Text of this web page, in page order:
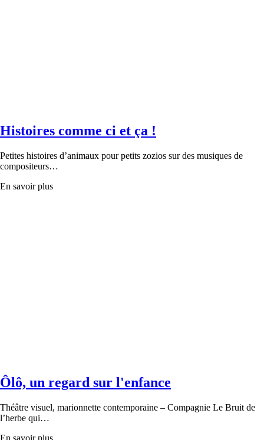
Histoires comme ci et ça !
Petites histoires d’animaux pour petits zozios sur des musiques de
compositeurs…
En savoir plus
Ôlô, un regard sur l'enfance
Théâtre visuel, marionnette contemporaine – Compagnie Le Bruit de
l’herbe qui…
En savoir plus